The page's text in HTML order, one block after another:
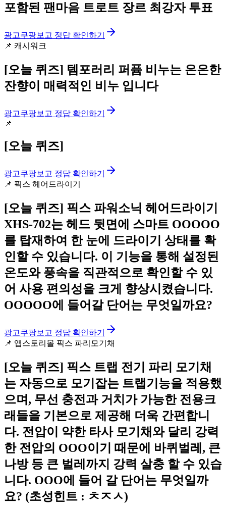
포함된 팬마음 트로트 장르 최강자 투표
광고쿠팡보고 정답 확인하기
📌 캐시워크
[오늘 퀴즈] 템포러리 퍼퓸 비누는 은은한
잔향이 매력적인 비누 입니다
광고쿠팡보고 정답 확인하기
📌
[오늘 퀴즈]
광고쿠팡보고 정답 확인하기
📌 픽스 헤어드라이기
[오늘 퀴즈] 픽스 파워소닉 헤어드라이기
XHS-702는 헤드 뒷면에 스마트 OOOOO
를 탑재하여 한 눈에 드라이기 상태를 확
인할 수 있습니다. 이 기능을 통해 설정된
온도와 풍속을 직관적으로 확인할 수 있
어 사용 편의성을 크게 향상시켰습니다.
OOOOO에 들어갈 단어는 무엇일까요?
광고쿠팡보고 정답 확인하기
📌 앱스토리몰 픽스 파리모기채
[오늘 퀴즈] 픽스 트랩 전기 파리 모기채
는 자동으로 모기잡는 트랩기능을 적용했
으며, 무선 충전과 거치가 가능한 전용크
래들을 기본으로 제공해 더욱 간편합니
다. 전압이 약한 타사 모기채와 달리 강력
한 전압의 OOO이기 때문에 바퀴벌레, 큰
나방 등 큰 벌레까지 강력 살충 할 수 있습
니다. OOO에 들어 갈 단어는 무엇일까
요? (초성힌트 : ㅊㅈㅅ)